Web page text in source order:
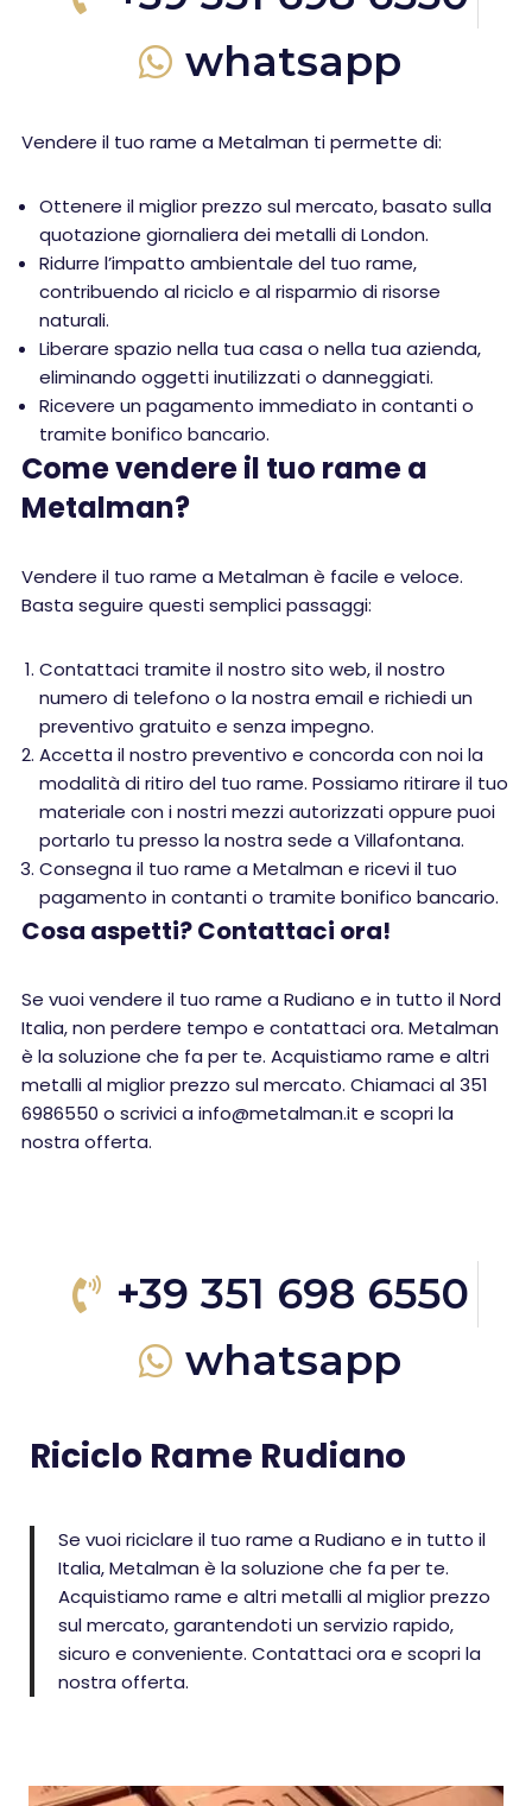
whatsapp
Vendere il tuo rame a Metalman ti permette di:
Ottenere il miglior prezzo sul mercato, basato sulla
quotazione giornaliera dei metalli di London.
Ridurre l’impatto ambientale del tuo rame,
contribuendo al riciclo e al risparmio di risorse
naturali.
Liberare spazio nella tua casa o nella tua azienda,
eliminando oggetti inutilizzati o danneggiati.
Ricevere un pagamento immediato in contanti o
tramite bonifico bancario.
Come vendere il tuo rame a
Metalman?
Vendere il tuo rame a Metalman è facile e veloce.
Basta seguire questi semplici passaggi:
Contattaci tramite il nostro sito web, il nostro
numero di telefono o la nostra email e richiedi un
preventivo gratuito e senza impegno.
Accetta il nostro preventivo e concorda con noi la
modalità di ritiro del tuo rame. Possiamo ritirare il tuo
materiale con i nostri mezzi autorizzati oppure puoi
portarlo tu presso la nostra sede a Villafontana.
Consegna il tuo rame a Metalman e ricevi il tuo
pagamento in contanti o tramite bonifico bancario.
Cosa aspetti? Contattaci ora!
Se vuoi vendere il tuo rame a Rudiano e in tutto il Nord
Italia, non perdere tempo e contattaci ora. Metalman
è la soluzione che fa per te. Acquistiamo rame e altri
metalli al miglior prezzo sul mercato. Chiamaci al 351
6986550 o scrivici a info@metalman.it e scopri la
nostra offerta.
+39 351 698 6550
whatsapp
Riciclo Rame Rudiano
Se vuoi riciclare il tuo rame a Rudiano e in tutto il
Italia, Metalman è la soluzione che fa per te.
Acquistiamo rame e altri metalli al miglior prezzo
sul mercato, garantendoti un servizio rapido,
sicuro e conveniente. Contattaci ora e scopri la
nostra offerta.